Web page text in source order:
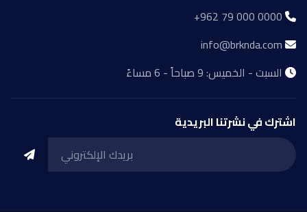
+962 79 000 0000
info@brknda.com
السبت - الخميس: 9 صباحاً - 6 مساءً
اشترك في نشرتنا البريدية